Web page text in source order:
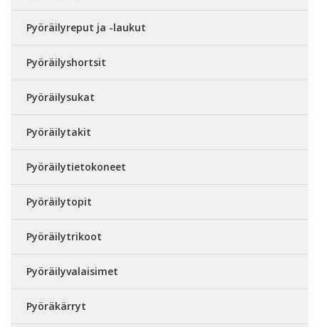
Pyöräilyreput ja -laukut
Pyöräilyshortsit
Pyöräilysukat
Pyöräilytakit
Pyöräilytietokoneet
Pyöräilytopit
Pyöräilytrikoot
Pyöräilyvalaisimet
Pyöräkärryt